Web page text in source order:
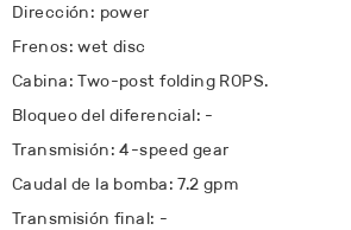
Dirección: power
Frenos: wet disc
Cabina: Two-post folding ROPS.
Bloqueo del diferencial: -
Transmisión: 4-speed gear
Caudal de la bomba: 7.2 gpm
Transmisión final: -